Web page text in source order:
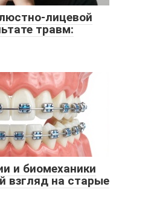
лицевой
травм:
и биомеханики
взгляд на старые